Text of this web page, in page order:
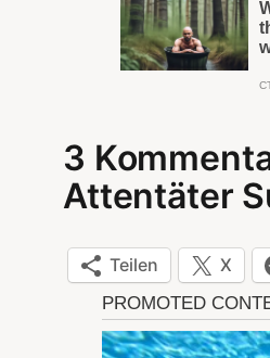
3
Attentäter
Teilen X